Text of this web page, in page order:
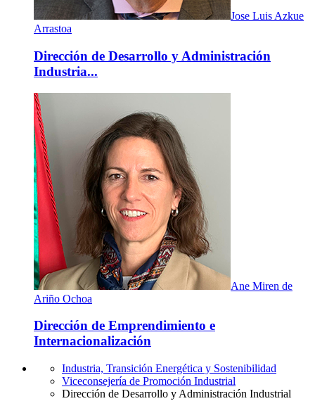
Jose Luis Azkue
Arrastoa
Dirección de Desarrollo y Administración
Industria...
Ane Miren de
Ariño Ochoa
Dirección de Emprendimiento e
Internacionalización
Industria, Transición Energética y Sostenibilidad
Viceconsejería de Promoción Industrial
Dirección de Desarrollo y Administración Industrial